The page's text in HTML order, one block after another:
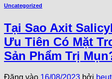
Uncategorized
Tại Sao Axit
Ưu Tiên Có Mặt
Sản Phẩm Trị